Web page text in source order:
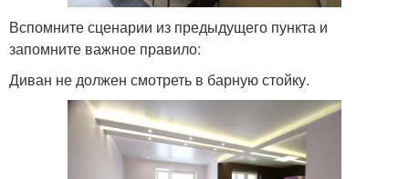
Вспомните сценарии из предыдущего пункта и
запомните важное правило:
Диван не должен смотреть в барную стойку.